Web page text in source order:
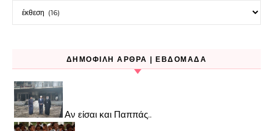
Kατηγορίες
ΔΗΜΟΦΙΛΉ ΆΡΘΡΑ | ΕΒΔΟΜΆΔΑ
Αν είσαι και Παππάς..